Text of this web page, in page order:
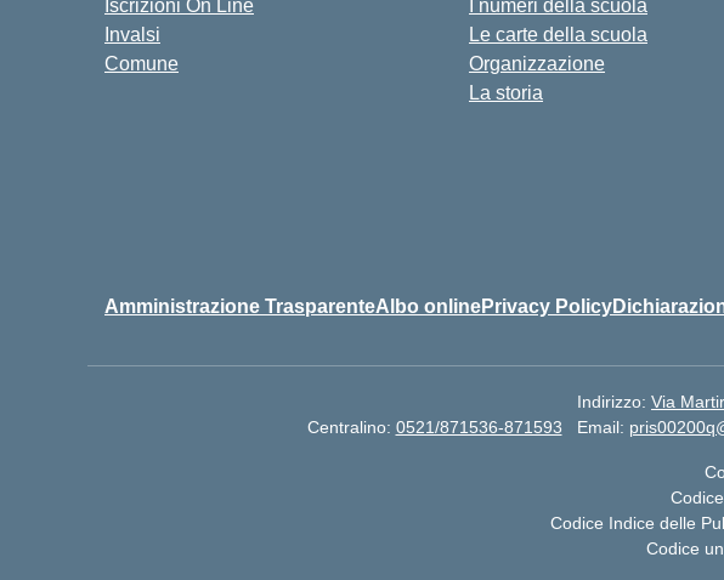
Iscrizioni On Line
Invalsi
Comune
I numeri della scuola
Le carte della scuola
Organizzazione
La storia
Amministrazione TrasparenteAlbo onlinePrivacy Policy
Indirizzo: Via
Centralino: 0521/871536-871593 Email:
Codice Indice delle
Codice